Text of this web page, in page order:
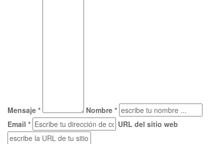
Mensaje *
Nombre *
Email *
URL del sitio web